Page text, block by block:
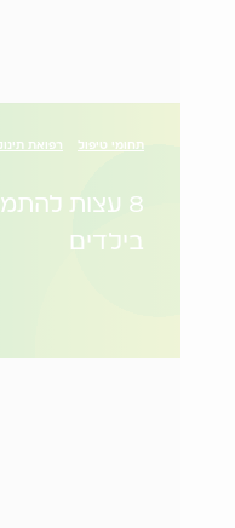
תחומי טיפול רפואת
8 עצות
בילדים